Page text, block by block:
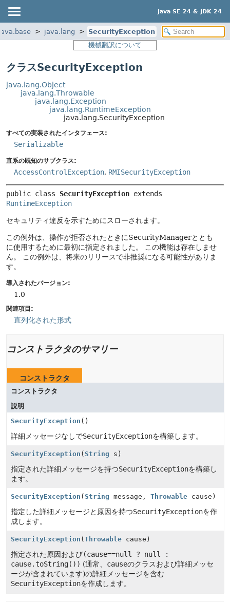
Java SE 24 & JDK 24
java.lang
SecurityException
機械翻訳について
クラスSecurityException
java.lang.Object
java.lang.Throwable
java.lang.Exception
java.lang.RuntimeException
java.lang.SecurityException
すべての実装されたインタフェース:
Serializable
直系の既知のサブクラス:
AccessControlException, RMISecurityException
public class SecurityException
RuntimeException
セキュリティ違反を示すためにスローされます。
この例外は、操作が拒否されたときにSecurityManagerととも
に使用するために最初に指定されました。
この機能は存在しませ
ん。
この例外は、将来のリリースで非推奨になる可能性がありま
す。
導入されたバージョン:
1.0
関連項目:
直列化された形式
コンストラクタのサマリー
コンストラクタ
コンストラクタ
説明
SecurityException ()
詳細メッセージなしでSecurityExceptionを構築します。
SecurityException ( String s)
指定された詳細メッセージを持つSecurityExceptionを構築し
ます。
SecurityException ( String message, Throwable cause)
指定した詳細メッセージと原因を持つSecurityExceptionを作
成します。
SecurityException ( Throwable cause)
指定された原因および(cause==null ? null :
cause.toString()) (通常、 causeのクラスおよび詳細メッセ
ージが含まれています)の詳細メッセージを含む
SecurityExceptionを作成します。